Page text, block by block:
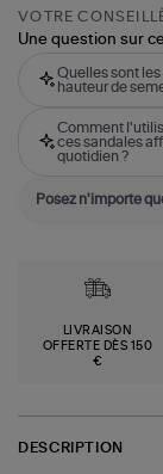
VOTRE
Une question sur
Quelles sont
hauteur de
Comment
ces sandales
quotidien ?
LIVRAISON
OFFERTE DÈS 150
€
DESCRIPTION